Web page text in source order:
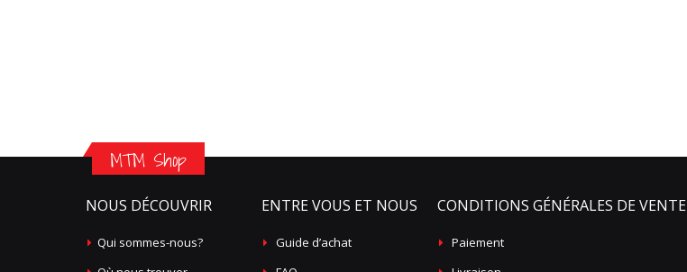
MTM Shop
NOUS DÉCOUVRIR
Qui sommes-nous?
ENTRE VOUS ET NOUS
Guide d’achat
CONDITIONS GÉNÉRALES DE VENTE
Paiement